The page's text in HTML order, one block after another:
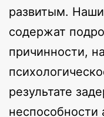
развитым.
содержат
причинности,
результате
неспособности